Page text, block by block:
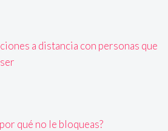
a distancia con personas que
qué no le bloqueas?